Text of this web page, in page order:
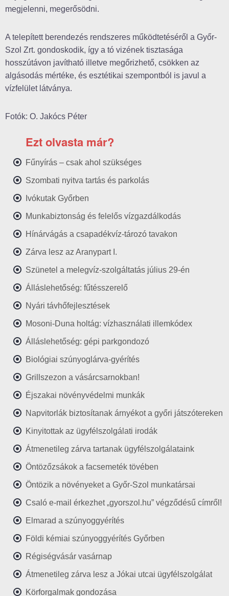
megjelenni, megerősödni.
A telepített berendezés rendszeres működtetéséről a Győr-
Szol Zrt. gondoskodik, így a tó vizének tisztasága
hosszútávon javítható illetve megőrizhető, csökken az
algásodás mértéke, és esztétikai szempontból is javul a
vízfelület látványa.
Fotók: O. Jakócs Péter
Ezt olvasta már?
Fűnyírás – csak ahol szükséges
Szombati nyitva tartás és parkolás
Ivókutak Győrben
Munkabiztonság és felelős vízgazdálkodás
Hínárvágás a csapadékvíz-tározó tavakon
Zárva lesz az Aranypart I.
Szünetel a melegvíz-szolgáltatás július 29-én
Álláslehetőség: fűtésszerelő
Nyári távhőfejlesztések
Mosoni-Duna holtág: vízhasználati illemkódex
Álláslehetőség: gépi parkgondozó
Biológiai szúnyoglárva-gyérítés
Grillszezon a vásárcsarnokban!
Éjszakai növényvédelmi munkák
Napvitorlák biztosítanak árnyékot a győri játszótereken
Kinyitottak az ügyfélszolgálati irodák
Átmenetileg zárva tartanak ügyfélszolgálataink
Öntözőzsákok a facsemeték tövében
Öntözik a növényeket a Győr-Szol munkatársai
Csaló e-mail érkezhet „gyorszol.hu” végződésű címről!
Elmarad a szúnyoggyérítés
Földi kémiai szúnyoggyérítés Győrben
Régiségvásár vasárnap
Átmenetileg zárva lesz a Jókai utcai ügyfélszolgálat
Körforgalmak gondozása